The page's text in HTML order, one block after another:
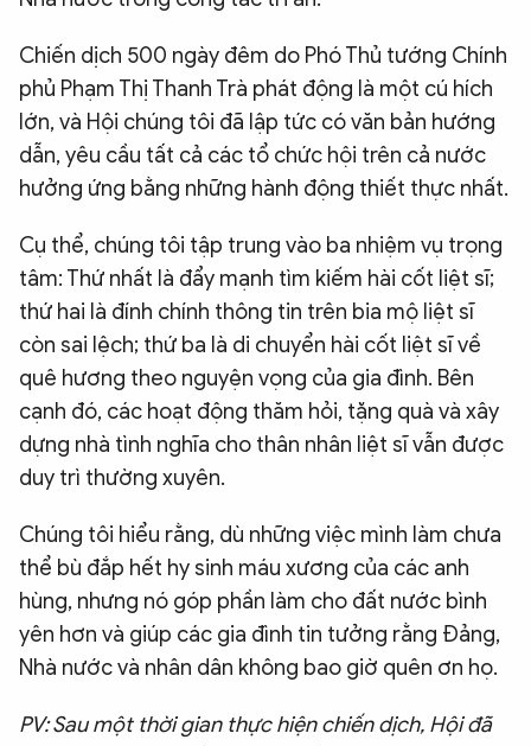
Chiến dịch 500 ngày đêm do Phó Thủ tướng Chính
phủ Phạm Thị Thanh Trà phát động là một cú hích
lớn, và Hội chúng tôi đã lập tức có văn bản hướng
dẫn, yêu cầu tất cả các tổ chức hội trên cả nước
hưởng ứng bằng những hành động thiết thực nhất.
Cụ thể, chúng tôi tập trung vào ba nhiệm vụ trọng
tâm: Thứ nhất là đẩy mạnh tìm kiếm hài cốt liệt sĩ;
thứ hai là đính chính thông tin trên bia mộ liệt sĩ
còn sai lệch; thứ ba là di chuyển hài cốt liệt sĩ về
quê hương theo nguyện vọng của gia đình. Bên
cạnh đó, các hoạt động thăm hỏi, tặng quà và xây
dựng nhà tình nghĩa cho thân nhân liệt sĩ vẫn được
duy trì thường xuyên.
Chúng tôi hiểu rằng, dù những việc mình làm chưa
thể bù đắp hết hy sinh máu xương của các anh
hùng, nhưng nó góp phần làm cho đất nước bình
yên hơn và giúp các gia đình tin tưởng rằng Đảng,
Nhà nước và nhân dân không bao giờ quên ơn họ.
PV: Sau một thời gian thực hiện chiến dịch, Hội đã